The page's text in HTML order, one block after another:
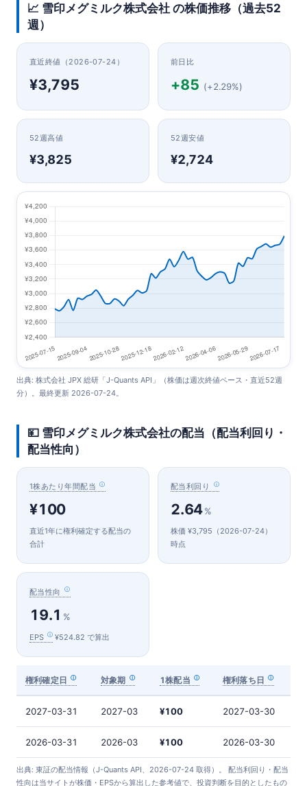
📈 雪印メグミルク株式会社 の株価推移（過去52
週）
直近終値（2026-07-24）
¥3,795
前日比
+85 (+2.29%)
52週高値
¥3,825
52週安値
¥2,724
出典: 株式会社 JPX 総研「J-Quants API」（株価は週次終値ベース・直近52週
分）。最終更新 2026-07-24。
💴 雪印メグミルク株式会社の配当（配当利回り・
配当性向）
1株あたり年間配当
¥100
直近1年に権利確定する配当の
合計
配当利回り
2.64%
株価 ¥3,795（2026-07-24）
時点
配当性向
19.1 %
EPS ¥524.82 で算出
権利確定日 対象期 1株配当 権利落ち日
2027-03-31 2027-03 ¥100 2027-03-30
2026-03-31 2026-03 ¥100 2026-03-30
出典: 東証の配当情報（J-Quants API、2026-07-24 取得）。 配当利回り・配当
性向は当サイトが株価・EPSから算出した参考値で、投資判断を目的としたもの